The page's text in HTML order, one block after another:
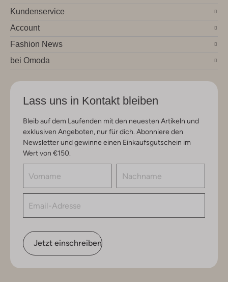
Kundenservice
Account
Fashion News
bei Omoda
Lass uns in Kontakt bleiben
Bleib auf dem Laufenden mit den neuesten Artikeln und
exklusiven Angeboten, nur für dich. Abonniere den
Newsletter und gewinne einen Einkaufsgutschein im
Wert von €150.
Jetzt einschreiben